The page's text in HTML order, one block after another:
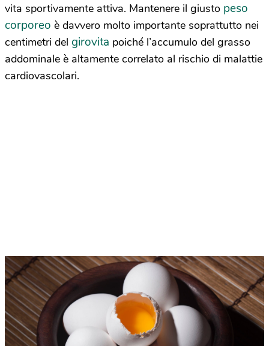
vita sportivamente attiva. Mantenere il giusto peso
corporeo è davvero molto importante soprattutto nei
centimetri del girovita poiché l’accumulo del grasso
addominale è altamente correlato al rischio di malattie
cardiovascolari.